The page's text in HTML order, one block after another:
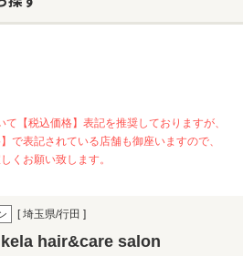
【税込価格】表記を推奨しておりますが、
で表記されている店舗も御座いますので、
くお願い致します。
[ 埼玉県/行田 ]
hair&care salon